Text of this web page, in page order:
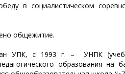
в социалистическом
общежитие.
УПК, с 1993 г. – УНПК
образования